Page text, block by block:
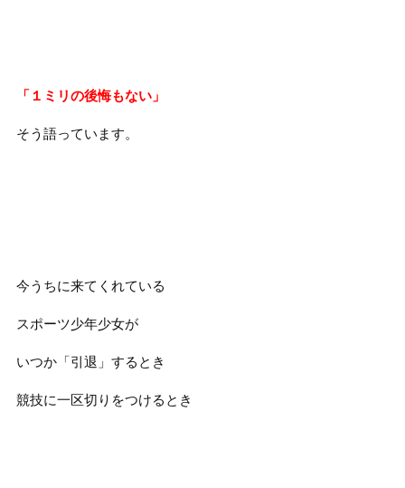
「１ミリの後悔もない」
そう語っています。
今うちに来てくれている
スポーツ少年少女が
いつか「引退」するとき
競技に一区切りをつけるとき